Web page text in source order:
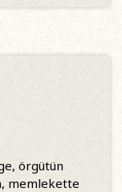
örgütün
memlekette